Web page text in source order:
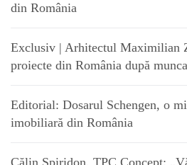
din România
Exclusiv | Arhitectul Maximilian
proiecte din România după
Editorial: Dosarul Schengen, o
imobiliară din România